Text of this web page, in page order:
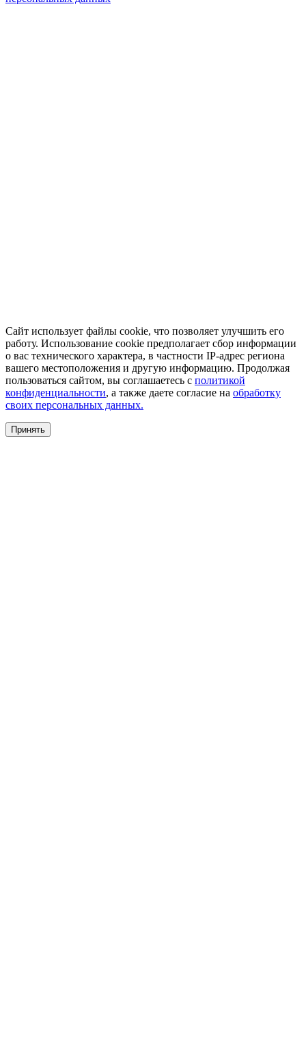
Сайт использует файлы cookie, что позволяет улучшить его
работу. Использование cookie предполагает сбор информации
о вас технического характера, в частности IP-адрес региона
вашего местоположения и другую информацию. Продолжая
пользоваться сайтом, вы соглашаетесь с политикой
конфиденциальности, а также даете согласие на обработку
своих персональных данных.
Принять